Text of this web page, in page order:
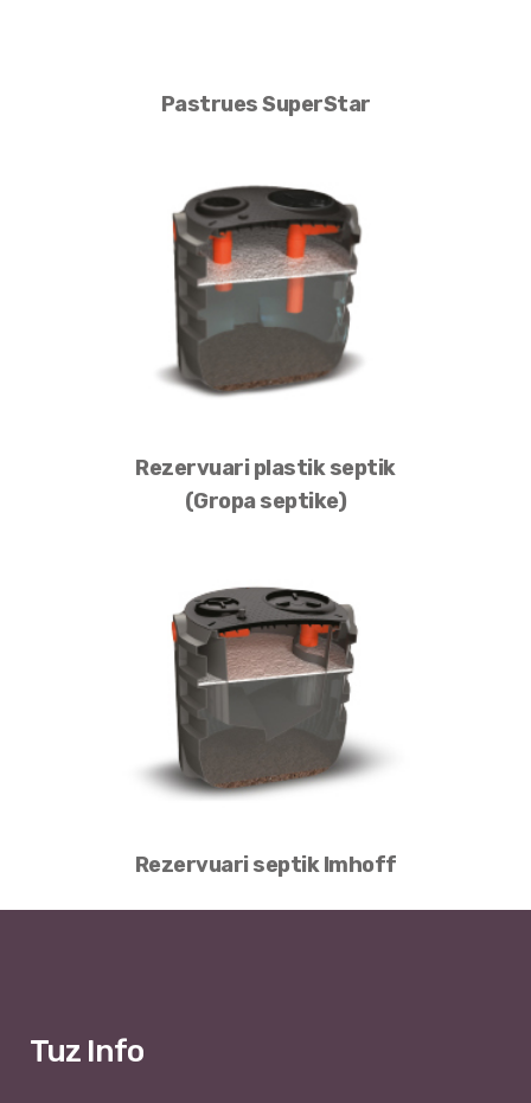
Pastrues SuperStar
Rezervuari plastik septik
(Gropa septike)
Rezervuari septik Imhoff
Tuz Info